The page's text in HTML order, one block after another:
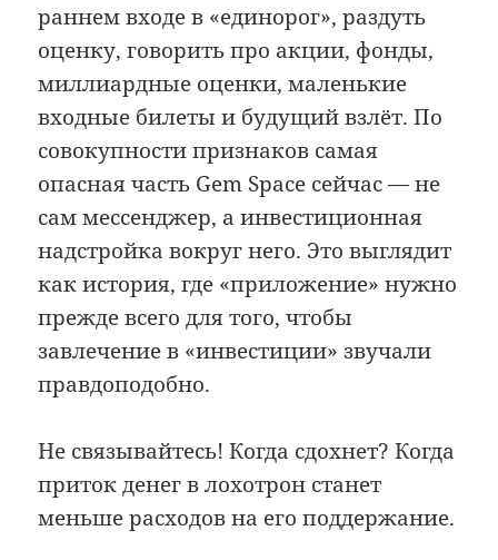
раннем входе в «единорог», раздуть
оценку, говорить про акции, фонды,
миллиардные оценки, маленькие
входные билеты и будущий взлёт. По
совокупности признаков самая
опасная часть Gem Space сейчас — не
сам мессенджер, а инвестиционная
надстройка вокруг него. Это выглядит
как история, где «приложение» нужно
прежде всего для того, чтобы
завлечение в «инвестиции» звучали
правдоподобно.
Не связывайтесь! Когда сдохнет? Когда
приток денег в лохотрон станет
меньше расходов на его поддержание.